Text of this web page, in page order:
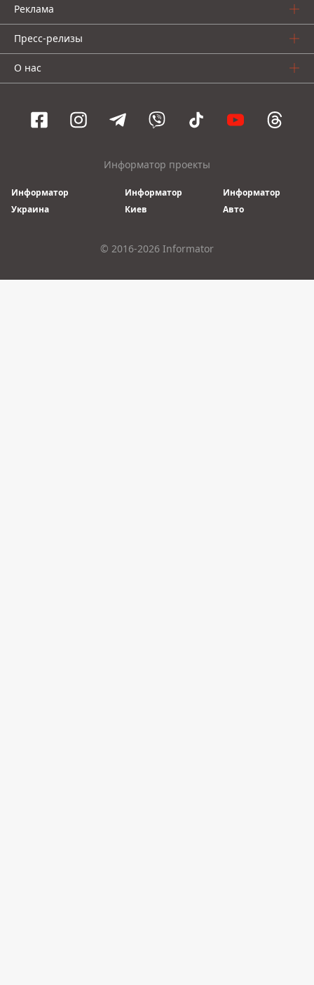
Реклама
Пресс-релизы
О нас
Информатор проекты
Информатор
Украина
Информатор
Киев
Информатор
Авто
© 2016-2026 Informator